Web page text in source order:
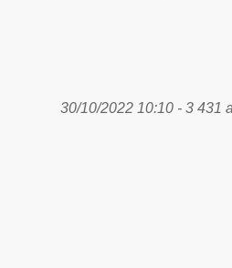
30/10/2022 10:10 - 3 431